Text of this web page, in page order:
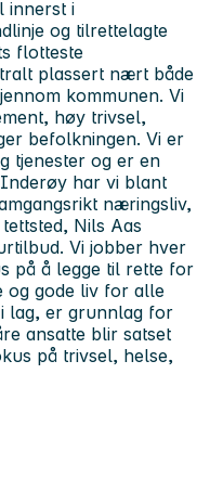
innerst i
og tilrettelagte
flotteste
plassert nært både
kommunen. Vi
høy trivsel,
befolkningen. Vi er
tjenester og er en
har vi blant
næringsliv,
Nils Aas
Vi jobber hver
på å legge til rette for
og gode liv for alle
lag, er grunnlag for
ansatte blir satset
på trivsel, helse,